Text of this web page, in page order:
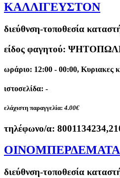
ΚΑΛΛΙΓΕΥΣΤΟΝ
διεύθνση-τοποθεσία
είδος φαγητού:
ωράριο: 12:00 - 00:00, Κυριακες
ιστοσελίδα: -
ελάχιστη παραγγελία: 4.00€
τηλέφωνο/α:
ΟΙΝΟΜΠΕΡΔΕΜΑΤΑ
διεύθνση-τοποθεσία